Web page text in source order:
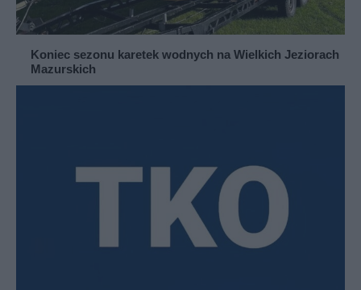
Koniec sezonu karetek wodnych na Wielkich Jeziorach
Mazurskich